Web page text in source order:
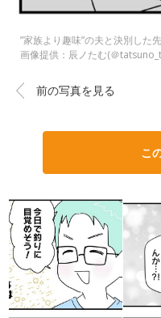
”家族より趣味”の夫と決別した
画像提供：辰ノたむ(＠
前の写真を見る
こ